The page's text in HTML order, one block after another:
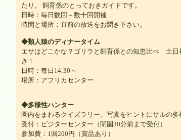
たり。 飼育係のとっておきガイドです。
日時：毎日数回～数十回開催
時間と場所：直前の放送をお聞き下さい。
◆類人猿のディナータイム
エサはどこかな？ゴリラと飼育係との知恵比べ 土日
き！
日時：毎日14:30～
場所：アフリカセンター
◆多様性ハンター
園内をまわるクイズラリー。写真をヒントにサルの多
受付：ビジターセンター（閉園30分前まで受付）
参加費：1回200円（賞品あり）